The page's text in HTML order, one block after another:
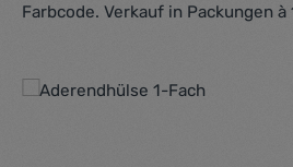
Farbcode. Verkauf in Packungen à
Bildergalerie überspringen